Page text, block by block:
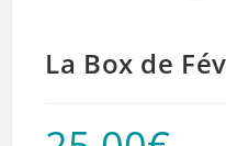
La Box de